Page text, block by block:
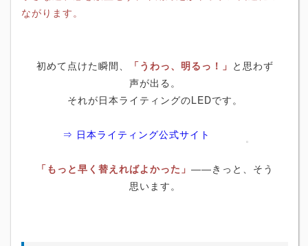
ながります。
初めて点けた瞬間、 「うわっ、明るっ！」 と思わず
声が出る。
それが日本ライティングのLEDです。
⇒ 日本ライティング公式サイト
「もっと早く替えればよかった」 ――きっと、そう
思います。